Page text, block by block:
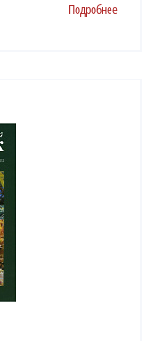
Подробнее